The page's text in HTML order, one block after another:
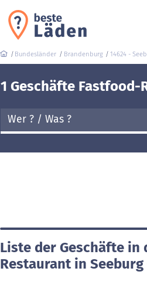
Bundesländer Brandenburg 14624 -
1 Geschäfte Fastfood-
Liste der Geschäfte in
Restaurant in Seeburg